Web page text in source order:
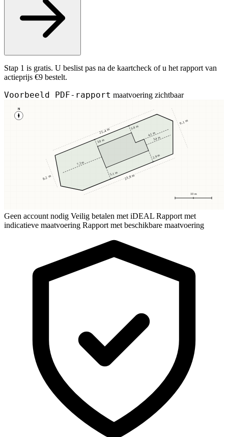
Stap 1 is gratis. U beslist pas na de kaartcheck of u het rapport van
actieprijs €9 bestelt.
Voorbeeld PDF-rapport maatvoering zichtbaar
N
10 m
3,8 m
3,8 m
5,1 m
2,9 m
7,2 m
3,4 m
4,1 m
25,4 m
23,8 m
8,2 m
9,1 m
Geen account nodig Veilig betalen met iDEAL Rapport met
indicatieve maatvoering Rapport met beschikbare maatvoering